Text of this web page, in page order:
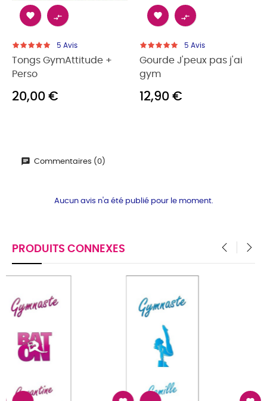
 
5 Avis
Tongs GymAttitude +
Perso
20,00 €
 
5 Avis
Gourde J'peux pas j'ai
gym
12,90 €
Commentaires (0)
Aucun avis n'a été publié pour le moment.
PRODUITS CONNEXES